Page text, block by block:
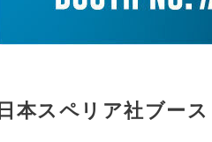
日本スペリア社ブース